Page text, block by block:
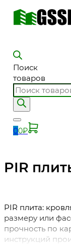
Поиск
товаров
00₽
PIR
PIR плита:
размеру или
прочность по
инструкций